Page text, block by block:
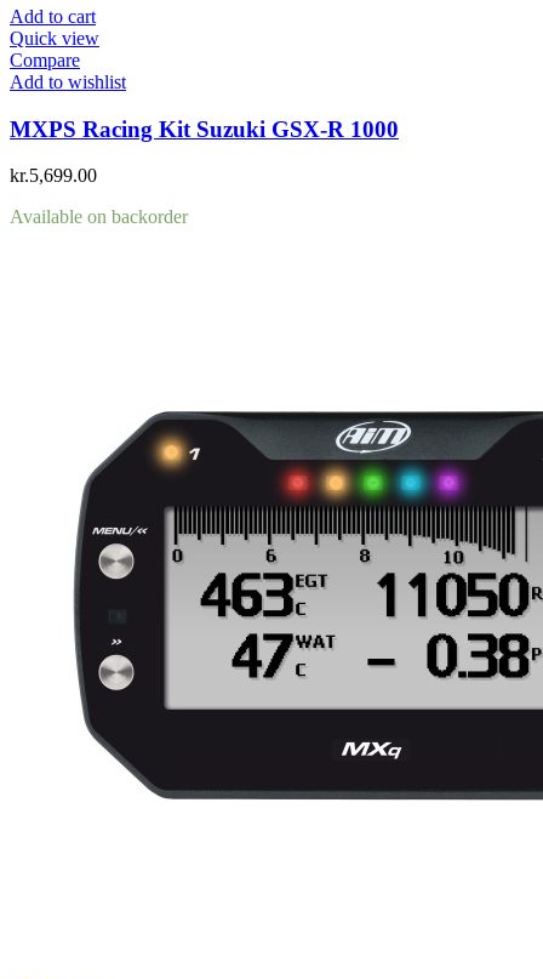
Add to cart
Quick view
Compare
Add to wishlist
MXPS Racing Kit Suzuki GSX-R 1000
kr.5,699.00
Available on backorder